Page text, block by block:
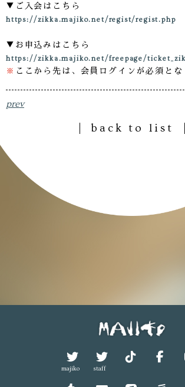
▼ご入会はこちら
https://zikka.majiko.net/regist/regist.php
▼お申込みはこちら
https://zikka.majiko.net/freepage/
※ ここから先は、会員ログインが必須とな
prev
back to list
majiko staff